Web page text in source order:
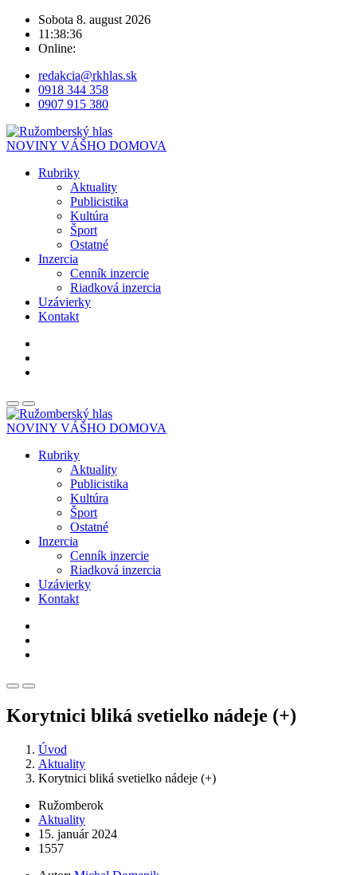
Sobota 8. august 2026
11:38:36
Online:
redakcia@rkhlas.sk
0918 344 358
0907 915 380
NOVINY VÁŠHO DOMOVA
Rubriky
Aktuality
Publicistika
Kultúra
Šport
Ostatné
Inzercia
Cenník inzercie
Riadková inzercia
Uzávierky
Kontakt
NOVINY VÁŠHO DOMOVA
Rubriky
Aktuality
Publicistika
Kultúra
Šport
Ostatné
Inzercia
Cenník inzercie
Riadková inzercia
Uzávierky
Kontakt
Korytnici bliká svetielko nádeje (+)
Úvod
Aktuality
Korytnici bliká svetielko nádeje (+)
Ružomberok
Aktuality
15. január 2024
1557